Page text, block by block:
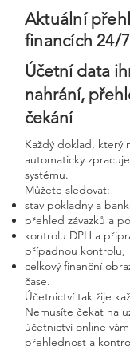
Aktuální
financích 24/7
Účetní data
nahrání,
čekání
Každý doklad, který
automaticky
systému.
Můžete sledovat:
stav pokladny a
přehled závazků a
kontrolu DPH a
případnou kontrolu,
celkový finanční
čase.
Účetnictví tak žije
Nemusíte čekat na
účetnictví online
přehlednost a